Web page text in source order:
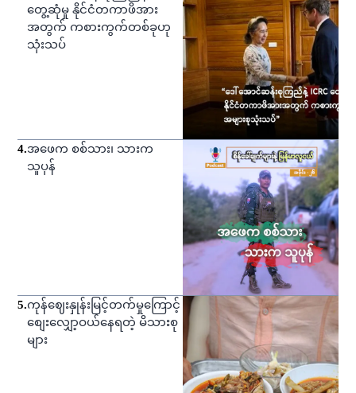
တွေ့ဆုံမှု နိုင်ငံတကာဖိအား
အတွက် ကစားကွက်တစ်ခုဟု
သုံးသပ်
4.အဖေက စစ်သား၊ သားက
သူပုန်
5.ကုန်ဈေးနှုန်းမြင့်တက်မှုကြောင့်
စျေးလျှော့ဝယ်နေရတဲ့ မိသားစု
များ